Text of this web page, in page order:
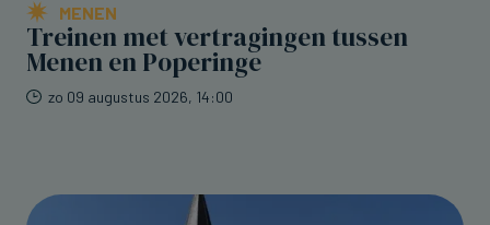
MENEN
Treinen met vertragingen tussen
Menen en Poperinge
zo 09 augustus 2026, 14:00